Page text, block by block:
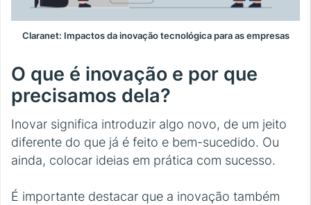
Claranet: Impactos da inovação tecnológica para as empresas
O que é inovação e por que
precisamos dela?
Inovar significa introduzir algo novo, de um jeito
diferente do que já é feito e bem-sucedido. Ou
ainda, colocar ideias em prática com sucesso.
É importante destacar que a inovação também